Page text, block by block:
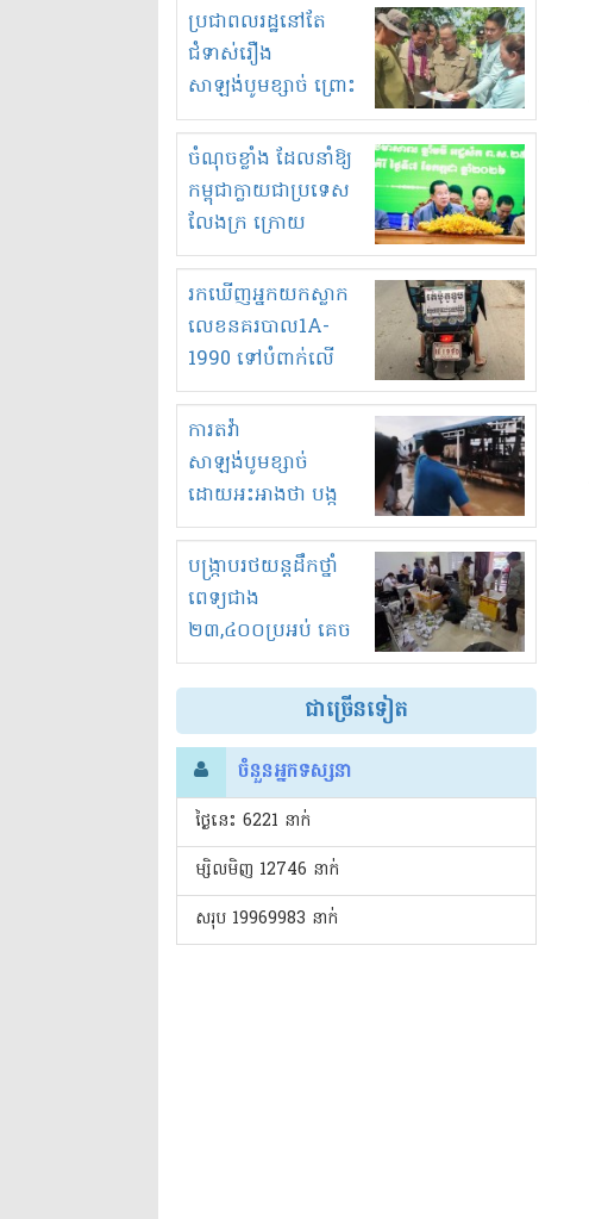
មួយចំនួនទៀត
កំពង់តែគុបគិតគ្នា
ធ្វើសកម្មភាពរកស៊ីនិង
ស្តុកទំនិញគេចពន្ធ?
ប្រជាពលរដ្ឋនៅតែ
ជំទាស់រឿង
សាឡង់បូមខ្សាច់ ព្រោះ
ខ្លាចបាក់ច្រាំងទៀត!
ចំណុចខ្លាំង ដែលនាំឱ្យ
កម្ពុជាក្លាយជាប្រទេស
លែងក្រ ក្រោយ
ឆ្នាំ២០៣០
រកឃើញអ្នកយកស្លាក
លេខនគរបាល1A-
1990 ទៅបំពាក់លើ
ម៉ូតូរបស់ខ្លួន ដាកផ្លាក
រត់ឌុបហើយ
ការតវ៉ា
សាឡង់បូមខ្សាច់
ដោយអះអាងថា បង្ក
បាក់ច្រាំងទន្លេ និង
រំខានទាំងយប់ទាំងថ្ងៃ
បង្ក្រាបរថយន្តដឹកថ្នាំ
ពេទ្យជាង
២៣,៤០០ប្រអប់ គេច
ពន្ធនិងអត់ច្បាប់នាំ
ចូល!?
ជាច្រើនទៀត
ចំនួនអ្នកទស្សនា
ថ្ងៃនេះ​ 6221 នាក់
ម្សិលមិញ 12746 នាក់
សរុប 19969983 នាក់